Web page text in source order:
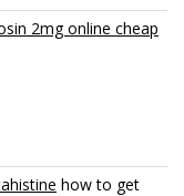
2mg online cheap
how to get